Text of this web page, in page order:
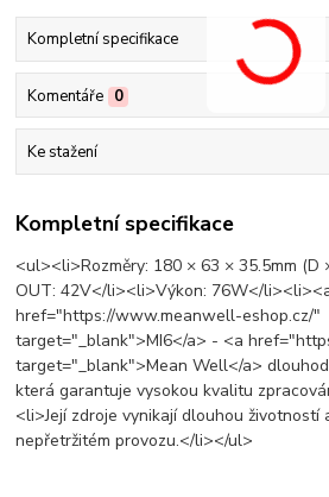
Kompletní specifikace
Komentáře 0
Ke stažení
Kompletní specifikace
<ul><li>Rozměry: 180 × 63 × 35.5mm
OUT: 42V</li><li>Výkon: 76W</
href="https://www.meanwell-eshop.cz/"
target="_blank">MI6</a> - <a
target="_blank">Mean Well</a>
která garantuje vysokou kvalitu
<li>Její zdroje vynikají dlouhou životností
nepřetržitém provozu.</li></ul>